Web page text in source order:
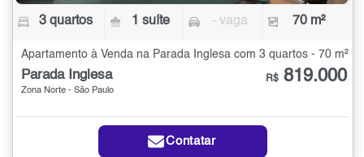
3 quartos 1 suíte - vaga 70 m²
Apartamento à Venda na Parada Inglesa com 3 quartos - 70 m²
Parada Inglesa
Zona Norte - São Paulo
R$ 819.000
Contatar